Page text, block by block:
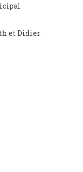
et Didier